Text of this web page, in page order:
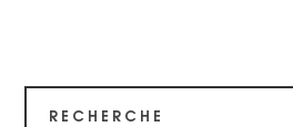
RECHERCHE